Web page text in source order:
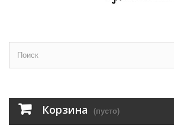
Корзина (пусто)